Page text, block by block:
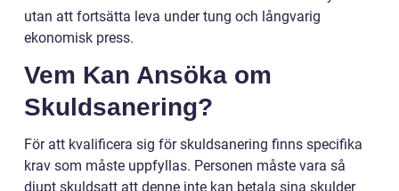
utan att fortsätta leva under tung och långvarig
ekonomisk press.
Vem Kan Ansöka om
Skuldsanering?
För att kvalificera sig för skuldsanering finns specifika
krav som måste uppfyllas. Personen måste vara så
djupt skuldsatt att denne inte kan betala sina skulder